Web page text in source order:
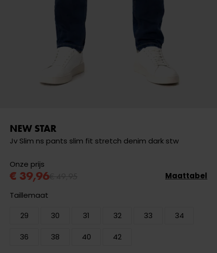
NEW STAR
Jv Slim ns pants slim fit stretch denim dark stw
Onze prijs
€ 39,96
Taillemaat
29
30 31 32 33 34
36 38 40 42
Maattabel